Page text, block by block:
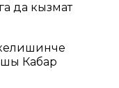
да кызмат
Кабар